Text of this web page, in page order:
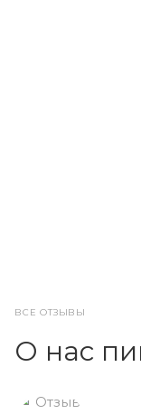
ВСЕ ОТЗЫВЫ
О нас